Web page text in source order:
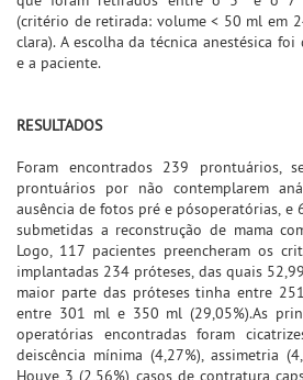
(critério de retirada: volume < 50 ml em
clara). A escolha da técnica anestésica
e a paciente.
RESULTADOS
Foram encontrados 239 prontuários,
prontuários por não contemplarem
ausência de fotos pré e pósoperatórias, e
submetidas a reconstrução de mama
Logo, 117 pacientes preencheram os
implantadas 234 próteses, das quais
maior parte das próteses tinha entre
entre 301 ml e 350 ml (29,05%).As
operatórias encontradas foram
deiscência mínima (4,27%), assimetria
Houve 3 (2,56%) casos de contratura